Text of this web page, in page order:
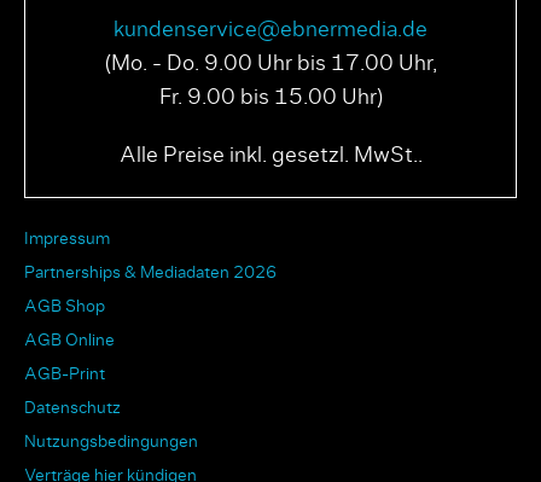
kundenservice@ebnermedia.de
(Mo. - Do. 9.00 Uhr bis 17.00 Uhr,
Fr. 9.00 bis 15.00 Uhr)
Alle Preise inkl. gesetzl. MwSt..
Impressum
Partnerships & Mediadaten 2026
AGB Shop
AGB Online
AGB-Print
Datenschutz
Nutzungsbedingungen
Verträge hier kündigen